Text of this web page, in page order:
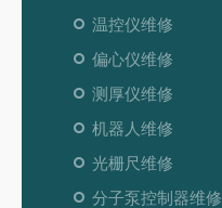
温控仪维修
偏心仪维修
测厚仪维修
机器人维修
光栅尺维修
分子泵控制器维修